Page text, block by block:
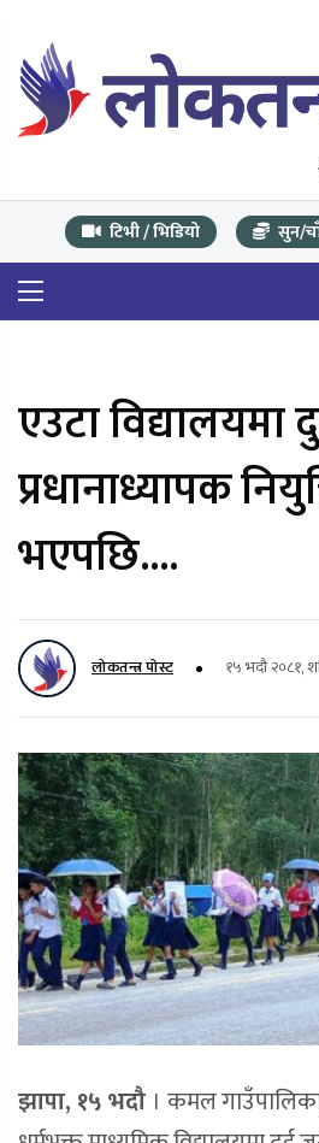
टिभी / भिडियो सुन/
एउटा विद्यालयमा
प्रधानाध्यापक
भएपछि....
लोकतन्त्र पोस्ट १५ भदौ २०८१,
झापा, १५ भदौ । कमल